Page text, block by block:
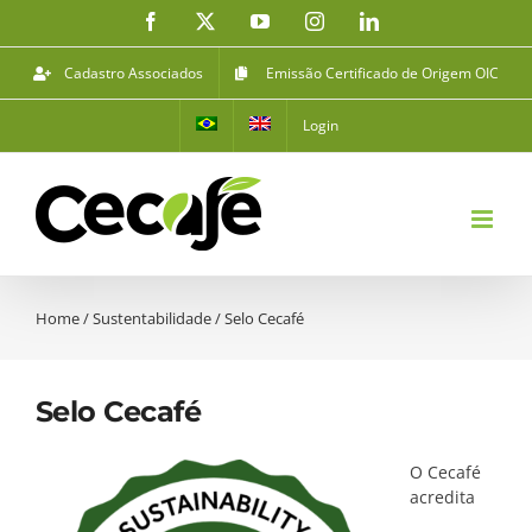
conteúdo
Facebook YouTubeInstagramLinkedIn
Cadastro Associados Emissão Certificado de Origem OIC
Login
Home/Sustentabilidade/Selo Cecafé
Selo Cecafé
O Cecafé
acredita